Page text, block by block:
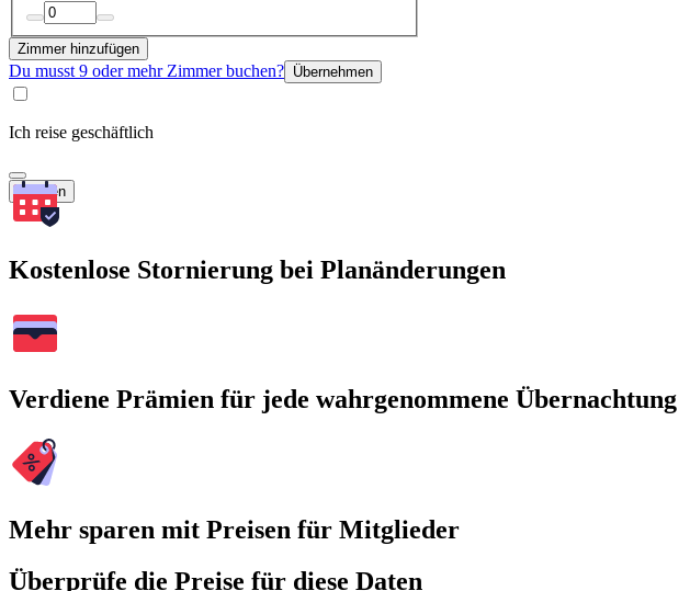
Zimmer hinzufügen
Du musst 9 oder mehr Zimmer buchen? Übernehmen
Ich reise geschäftlich
Suchen
Kostenlose Stornierung bei Planänderungen
Verdiene Prämien für jede wahrgenommene Übernachtung
Mehr sparen mit Preisen für Mitglieder
Überprüfe die Preise für diese Daten